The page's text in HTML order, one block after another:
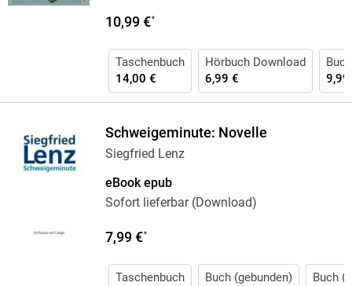
10,99 €*
Taschenbuch
14,00 €
Hörbuch Download
6,99 €
9,99
Schweigeminute: Novelle
Siegfried Lenz
eBook epub
Sofort lieferbar (Download)
7,99 €*
Taschenbuch
Buch (gebunden)
Buch